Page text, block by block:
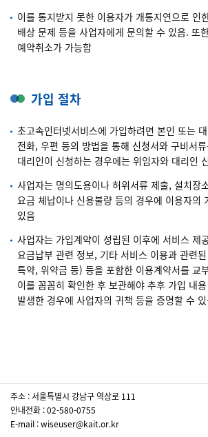
이를 통지받지 못한 이용자가 개통지연으로 인
배상 문제 등을 사업자에게 문의할 수 있음. 또
예약취소가 가능함
가입 절차
초고속인터넷서비스에 가입하려면 본인 또는
전화, 우편 등의 방법을 통해 신청서와 구비서
대리인이 신청하는 경우에는 위임자와 대리인
사업자는 명의도용이나 허위서류 제출, 설치장
요금 체납이나 신용불량 등의 경우에 이용자의
있음
사업자는 가입계약이 성립된 이후에 서비스 제
요금납부 관련 정보, 기타 서비스 이용과 관련
특약, 위약금 등) 등을 포함한 이용계약서를 교
이를 꼼꼼히 확인한 후 보관해야 추후 가입 내
발생한 경우에 사업자의 귀책 등을 증명할 수
주소 : 서울특별시 강남구 역삼로 111
안내전화 : 02-580-0755
E-mail : wiseuser@kait.or.kr